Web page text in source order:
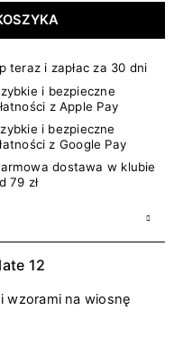
teraz i zapłac za 30 dni
i bezpieczne
z Apple Pay
i bezpieczne
z Google Pay
dostawa w klubie
79 zł
12
wzorami na wiosnę